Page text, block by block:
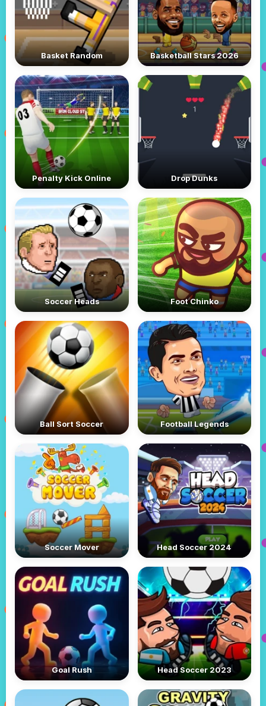
Basketball Stars 2026
Basket Random
Drop Dunks
Penalty Kick Online
Foot Chinko
Soccer Heads
Football Legends
Ball Sort Soccer
Head Soccer 2024
Soccer Mover
Head Soccer 2023
Goal Rush